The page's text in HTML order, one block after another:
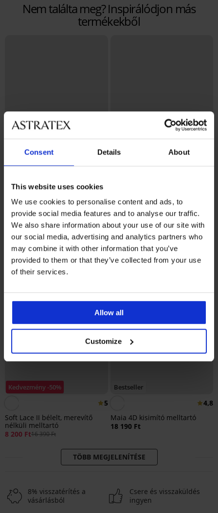
Consent Details About
This website uses cookies
We use cookies to personalise content and ads, to
provide social media features and to analyse our traffic.
We also share information about your use of our site with
our social media, advertising and analytics partners who
may combine it with other information that you’ve
provided to them or that they’ve collected from your use
of their services.
Allow all
Customize
Nem találta meg? Inspirálódjon más
termékekből
Bestseller
4,8
DIVA by IVA bélés nélküli
melltartó
18 190 Ft
Spacer Flexicup Dotted Mesh II
18 190 Ft
Kedvezmény -50%
5
Soft Lace II bélelt, merevítő
nélküli melltartó
8 200 Ft16 390 Ft
Bestseller
4,8
Maia 4D kisimító melltartó
18 190 Ft
TÖBB MEGJELENÍTÉSE
8% visszatérítés a
vásárlásból
Csere és visszaküldés
ingyen